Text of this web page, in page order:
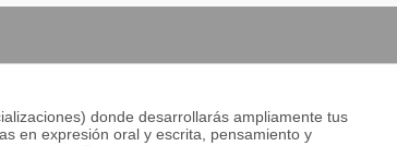
donde desarrollarás ampliamente tus
en expresión oral y escrita, pensamiento y